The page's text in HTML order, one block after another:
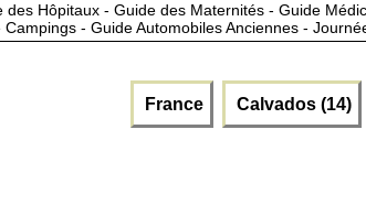
Hôpitaux - Guide des Maternités - Guide
- Guide Automobiles Anciennes -
France Calvados (14)